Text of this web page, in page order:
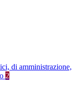
di amministrazione,
2